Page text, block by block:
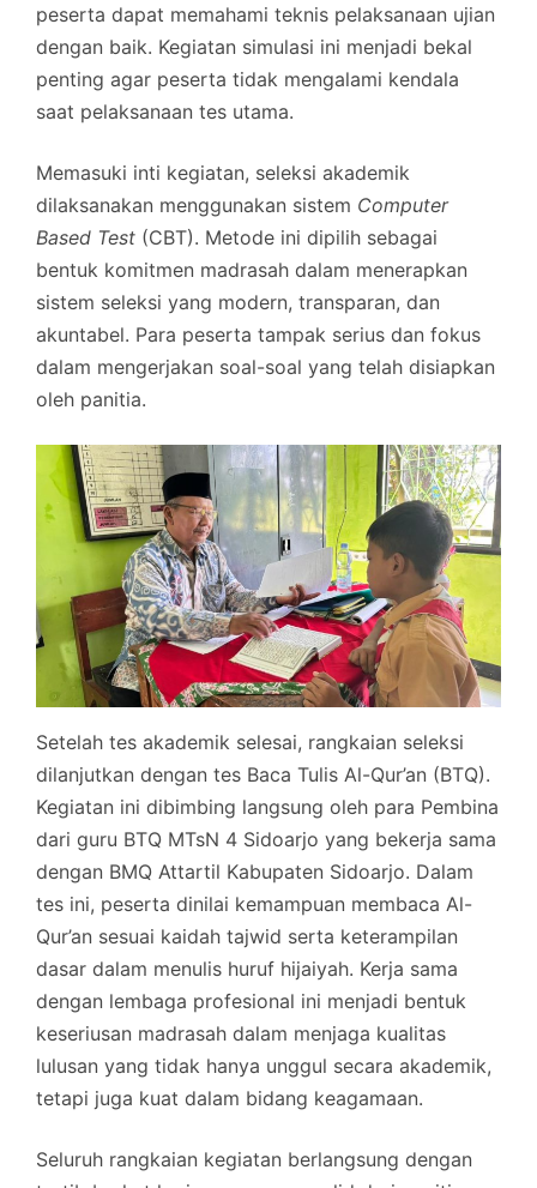
peserta dapat memahami teknis pelaksanaan ujian
dengan baik. Kegiatan simulasi ini menjadi bekal
penting agar peserta tidak mengalami kendala
saat pelaksanaan tes utama.
Memasuki inti kegiatan, seleksi akademik
dilaksanakan menggunakan sistem Computer
Based Test (CBT). Metode ini dipilih sebagai
bentuk komitmen madrasah dalam menerapkan
sistem seleksi yang modern, transparan, dan
akuntabel. Para peserta tampak serius dan fokus
dalam mengerjakan soal-soal yang telah disiapkan
oleh panitia.
Setelah tes akademik selesai, rangkaian seleksi
dilanjutkan dengan tes Baca Tulis Al-Qur’an (BTQ).
Kegiatan ini dibimbing langsung oleh para Pembina
dari guru BTQ MTsN 4 Sidoarjo yang bekerja sama
dengan BMQ Attartil Kabupaten Sidoarjo. Dalam
tes ini, peserta dinilai kemampuan membaca Al-
Qur’an sesuai kaidah tajwid serta keterampilan
dasar dalam menulis huruf hijaiyah. Kerja sama
dengan lembaga profesional ini menjadi bentuk
keseriusan madrasah dalam menjaga kualitas
lulusan yang tidak hanya unggul secara akademik,
tetapi juga kuat dalam bidang keagamaan.
Seluruh rangkaian kegiatan berlangsung dengan